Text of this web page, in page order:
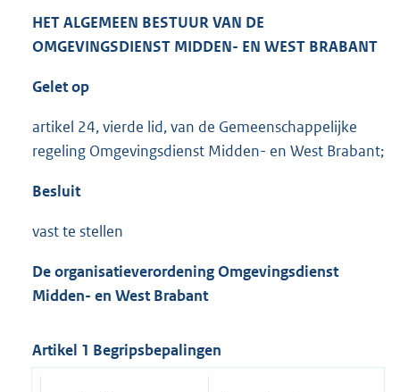
HET ALGEMEEN BESTUUR VAN DE
OMGEVINGSDIENST MIDDEN- EN WEST BRABANT
Gelet op
artikel 24, vierde lid, van de Gemeenschappelijke
regeling Omgevingsdienst Midden- en West Brabant;
Besluit
vast te stellen
De organisatieverordening Omgevingsdienst
Midden- en West Brabant
Artikel 1 Begripsbepalingen